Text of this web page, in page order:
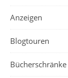
Anzeigen
Blogtouren
Bücherschränke